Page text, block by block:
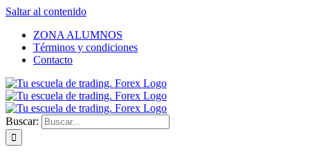
Saltar al contenido
ZONA ALUMNOS
Términos y condiciones
Contacto
Buscar: